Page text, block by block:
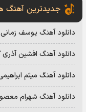
جدیدترین آهنگ
دانلود آهنگ یوسف
دانلود آهنگ افشین آذری
دانلود آهنگ میثم
دانلود آهنگ شهرام